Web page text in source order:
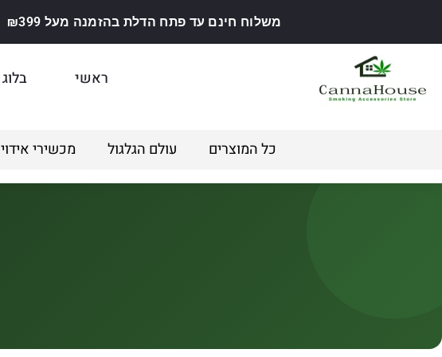
משלוח חינם עד פתח הדלת בהזמנה מעל ₪399
ראשי בלוג
כל המוצרים עולם הגלגול מכשירי אידוי